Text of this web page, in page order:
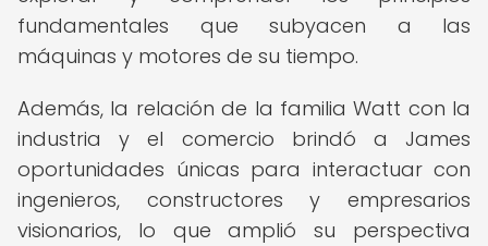
fundamentales que subyacen a las
máquinas y motores de su tiempo.
Además, la relación de la familia Watt con la
industria y el comercio brindó a James
oportunidades únicas para interactuar con
ingenieros, constructores y empresarios
visionarios, lo que amplió su perspectiva